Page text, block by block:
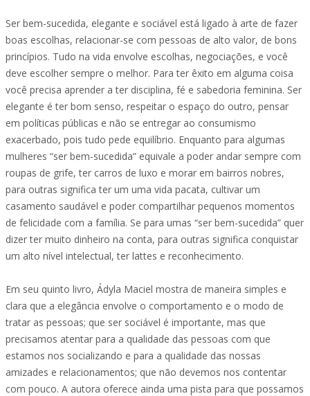
Ser bem-sucedida, elegante e sociável está ligado à arte de fazer
boas escolhas, relacionar-se com pessoas de alto valor, de bons
princípios. Tudo na vida envolve escolhas, negociações, e você
deve escolher sempre o melhor. Para ter êxito em alguma coisa
você precisa aprender a ter disciplina, fé e sabedoria feminina. Ser
elegante é ter bom senso, respeitar o espaço do outro, pensar
em políticas públicas e não se entregar ao consumismo
exacerbado, pois tudo pede equilíbrio. Enquanto para algumas
mulheres “ser bem-sucedida” equivale a poder andar sempre com
roupas de grife, ter carros de luxo e morar em bairros nobres,
para outras significa ter um uma vida pacata, cultivar um
casamento saudável e poder compartilhar pequenos momentos
de felicidade com a família. Se para umas “ser bem-sucedida” quer
dizer ter muito dinheiro na conta, para outras significa conquistar
um alto nível intelectual, ter lattes e reconhecimento.
Em seu quinto livro, Ádyla Maciel mostra de maneira simples e
clara que a elegância envolve o comportamento e o modo de
tratar as pessoas; que ser sociável é importante, mas que
precisamos atentar para a qualidade das pessoas com que
estamos nos socializando e para a qualidade das nossas
amizades e relacionamentos; que não devemos nos contentar
com pouco. A autora oferece ainda uma pista para que possamos